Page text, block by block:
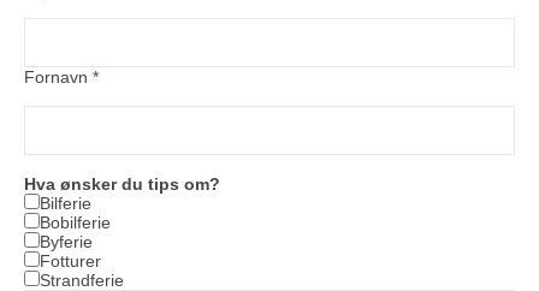
Fornavn *
Hva ønsker du tips om?
Bilferie
Bobilferie
Byferie
Fotturer
Strandferie